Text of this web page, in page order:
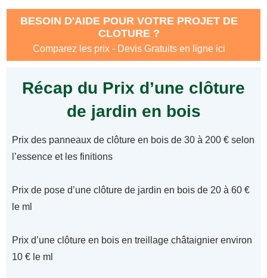
BESOIN D'AIDE POUR VOTRE PROJET DE
CLOTURE ?
Comparez les prix - Devis Gratuits en ligne ici
Récap du Prix d’une clôture
de jardin en bois
Prix des panneaux de clôture en bois de 30 à 200 € selon
l’essence et les finitions
Prix de pose d’une clôture de jardin en bois de 20 à 60 €
le ml
Prix d’une clôture en bois en treillage châtaignier environ
10 € le ml